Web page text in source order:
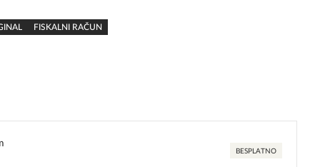
FISKALNI RAČUN
BESPLATNO